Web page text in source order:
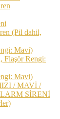
(Pil dahil,
Mavi)
Flaşör Rengi:
Mavi)
/ MAVİ /
SİRENİ